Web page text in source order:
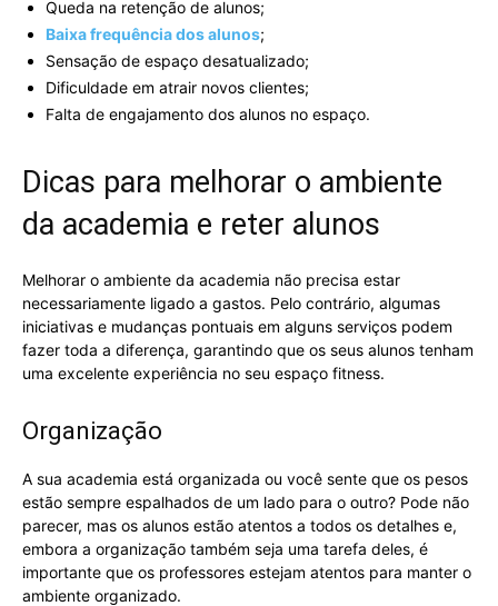
Queda na retenção de alunos;
Baixa frequência dos alunos;
Sensação de espaço desatualizado;
Dificuldade em atrair novos clientes;
Falta de engajamento dos alunos no espaço.
Dicas para melhorar o ambiente
da academia e reter alunos
Melhorar o ambiente da academia não precisa estar
necessariamente ligado a gastos. Pelo contrário, algumas
iniciativas e mudanças pontuais em alguns serviços podem
fazer toda a diferença, garantindo que os seus alunos tenham
uma excelente experiência no seu espaço fitness.
Organização
A sua academia está organizada ou você sente que os pesos
estão sempre espalhados de um lado para o outro? Pode não
parecer, mas os alunos estão atentos a todos os detalhes e,
embora a organização também seja uma tarefa deles, é
importante que os professores estejam atentos para manter o
ambiente organizado.